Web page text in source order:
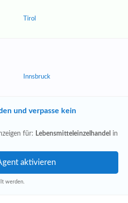
Tirol
Innsbruck
und verpasse kein
für: Lebensmitteleinzelhandel in
werden.